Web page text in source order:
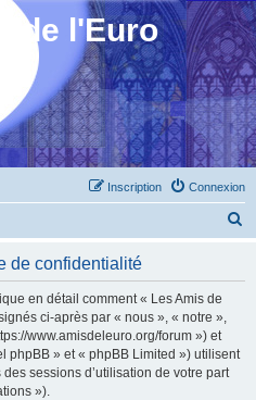
de l'Euro
Connexion
Inscription
de confidentialité
en détail comment « Les Amis de
ci-après par « nous », « notre »,
www.amisdeleuro.org/forum ») et
phpBB » et « phpBB Limited ») utilisent
sessions d’utilisation de votre part
»).